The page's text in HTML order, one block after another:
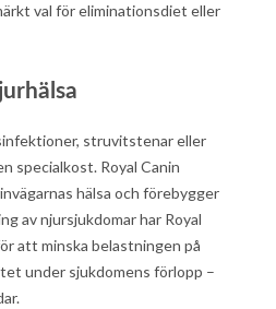
val för eliminationsdiet eller
struvitstenar eller
specialkost. Royal Canin
hälsa och förebygger
av njursjukdomar har Royal
att minska belastningen på
under sjukdomens förlopp –